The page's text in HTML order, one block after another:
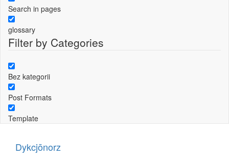
Search in pages
glossary
Filter by Categories
Bez kategorii
Post Formats
Template
Dykcjōnorz